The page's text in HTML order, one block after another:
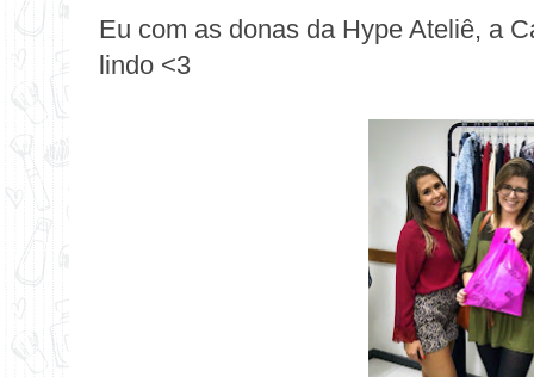
Eu com as donas da Hype Ateliê, a
lindo <3